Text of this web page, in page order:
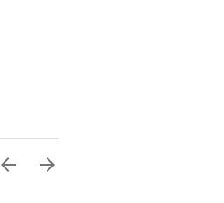
 